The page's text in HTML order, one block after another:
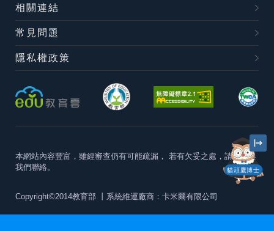
貓頭鷹博士
相關連結
常見問題
隱私權政策
本網站內容豐富，雖經審查仍有可能疏漏， 若有欠妥之處，請隨時與
我們聯絡。
Copyright©2014教育部 丨系統維運廠商：卡米爾有限公司